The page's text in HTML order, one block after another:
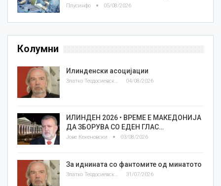
Плусинфо 05/08/2026
Колумни
Илинденски асоцијации
Златко Теодосиевски 04/08/2026
ИЛИНДЕН 2026 • ВРЕМЕ Е МАКЕДОНИЈА
ДА ЗБОРУВА СО ЕДЕН ГЛАС…
Јове Кекеновски 03/08/2026
За иднината со фантомите од минатото
Златко Теодосиевски 31/07/2026